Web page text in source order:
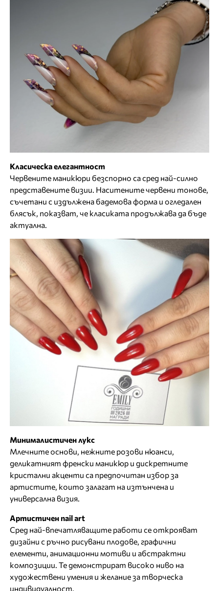
Класическа елегантност
Червените маникюри безспорно са сред най-силно
представените визии. Наситените червени тонове,
съчетани с издължена бадемова форма и огледален
блясък, показват, че класиката продължава да бъде
актуална.
Минималистичен лукс
Млечните основи, нежните розови нюанси,
деликатният френски маникюр и дискретните
кристални акценти са предпочитан избор за
артистите, които залагат на изтънчена и
универсална визия.
Артистичен nail art
Сред най-впечатляващите работи се открояват
дизайни с ръчно рисувани плодове, графични
елементи, анимационни мотиви и абстрактни
композиции. Те демонстрират високо ниво на
художествени умения и желание за творческа
индивидуалност.